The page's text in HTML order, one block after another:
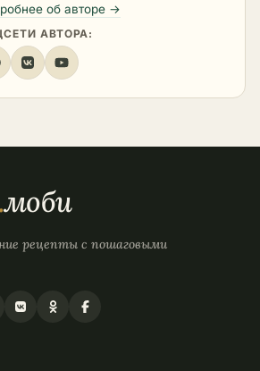
об авторе →
АВТОРА:
.моби
рецепты с пошаговыми